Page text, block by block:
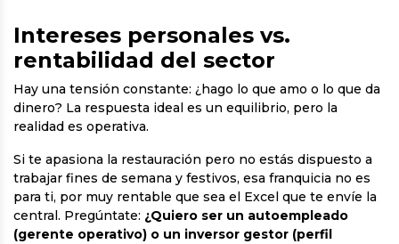
Intereses personales vs.
rentabilidad del sector
Hay una tensión constante: ¿hago lo que amo o lo que da
dinero? La respuesta ideal es un equilibrio, pero la
realidad es operativa.
Si te apasiona la restauración pero no estás dispuesto a
trabajar fines de semana y festivos, esa franquicia no es
para ti, por muy rentable que sea el Excel que te envíe la
central. Pregúntate: ¿Quiero ser un autoempleado
(gerente operativo) o un inversor gestor (perfil